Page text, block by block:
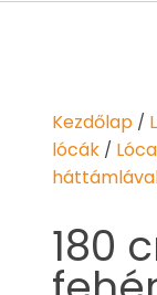
Kezdőlap /
lócák /
180